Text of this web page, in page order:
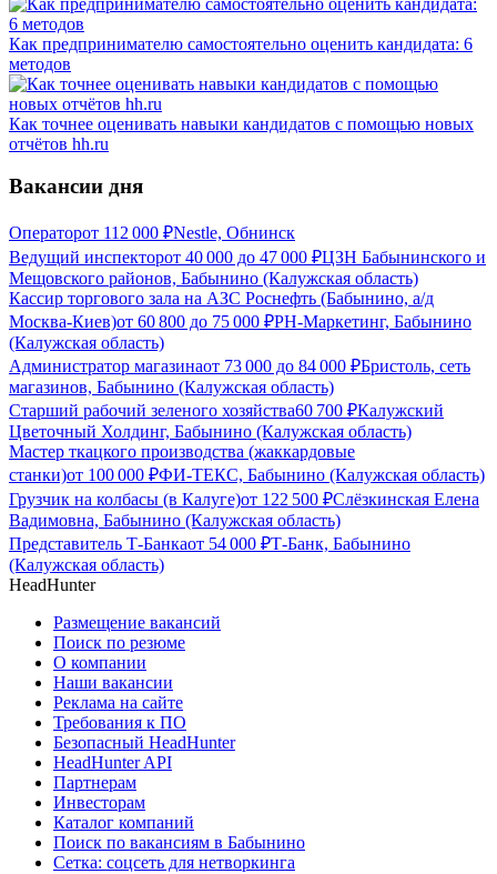
Как предпринимателю самостоятельно оценить кандидата: 6
методов
Как точнее оценивать навыки кандидатов с помощью новых
отчётов hh.ru
Вакансии дня
Операторот 112 000 ₽Nestle, Обнинск
Ведущий инспекторот 40 000 до 47 000 ₽ЦЗН Бабынинского и
Мещовского районов, Бабынино (Калужская область)
Кассир торгового зала на АЗС Роснефть (Бабынино, а/д
Москва-Киев)от 60 800 до 75 000 ₽РН-Маркетинг, Бабынино
(Калужская область)
Администратор магазинаот 73 000 до 84 000 ₽Бристоль, сеть
магазинов, Бабынино (Калужская область)
Старший рабочий зеленого хозяйства60 700 ₽Калужский
Цветочный Холдинг, Бабынино (Калужская область)
Мастер ткацкого производства (жаккардовые
станки)от 100 000 ₽ФИ-ТЕКС, Бабынино (Калужская область)
Грузчик на колбасы (в Калуге)от 122 500 ₽Слёзкинская Елена
Вадимовна, Бабынино (Калужская область)
Представитель Т-Банкаот 54 000 ₽Т-Банк, Бабынино
(Калужская область)
HeadHunter
Размещение вакансий
Поиск по резюме
О компании
Наши вакансии
Реклама на сайте
Требования к ПО
Безопасный HeadHunter
HeadHunter API
Партнерам
Инвесторам
Каталог компаний
Поиск по вакансиям в Бабынино
Сетка: соцсеть для нетворкинга